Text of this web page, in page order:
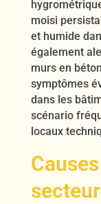
moisi
et humide
également
murs en
symptômes
dans les
scénario
locaux